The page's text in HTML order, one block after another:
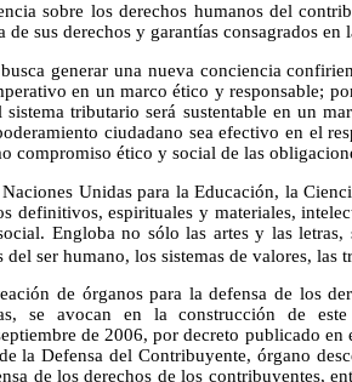
sobre los derechos humanos del
de sus derechos y garantías consagrados en
generar una nueva conciencia
en un marco ético y responsable;
sistema tributario será sustentable en un
ciudadano sea efectivo en el
compromiso ético y social de las
Unidas para la Educación, la
definitivos, espirituales y materiales,
Engloba no sólo las artes y las
del ser humano, los sistemas de valores, las
de órganos para la defensa de los
se avocan en la construcción de
de 2006, por decreto publicado
la Defensa del Contribuyente, órgano
de los derechos de los contribuyentes,